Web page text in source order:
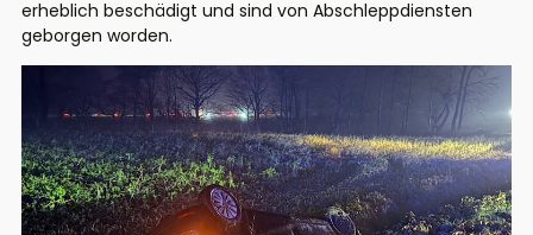
erheblich beschädigt und sind von Abschleppdiensten
geborgen worden.